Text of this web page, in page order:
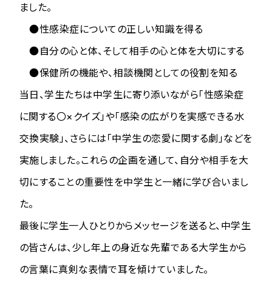
ました。
●性感染症についての正しい知識を得る
●自分の心と体、そして相手の心と体を大切にする
●保健所の機能や、相談機関としての役割を知る
当日、学生たちは中学生に寄り添いながら「性感染症
に関する〇×クイズ」や「感染の広がりを実感できる水
交換実験」、さらには「中学生の恋愛に関する劇」などを
実施しました。これらの企画を通して、自分や相手を大
切にすることの重要性を中学生と一緒に学び合いまし
た。
最後に学生一人ひとりからメッセージを送ると、中学生
の皆さんは、少し年上の身近な先輩である大学生から
の言葉に真剣な表情で耳を傾けていました。